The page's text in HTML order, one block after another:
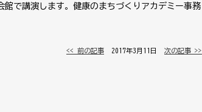
で講演します。健康のまちづくりアカデミー事務
<< 前の記事 │ 2017年3月11日 │ 次の記事 >>